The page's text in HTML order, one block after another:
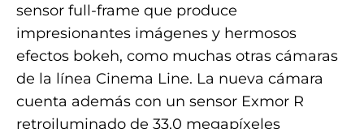
sensor full-frame que produce
impresionantes imágenes y hermosos
efectos bokeh, como muchas otras cámaras
de la línea Cinema Line. La nueva cámara
cuenta además con un sensor Exmor R
retroiluminado de 33.0 megapíxeles